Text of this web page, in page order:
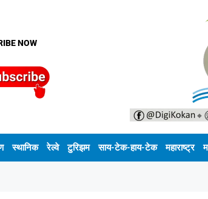
NOW
स्थानिक रेल्वे टुरिझम साय-टेक-हाय-टेक महाराष्ट्र